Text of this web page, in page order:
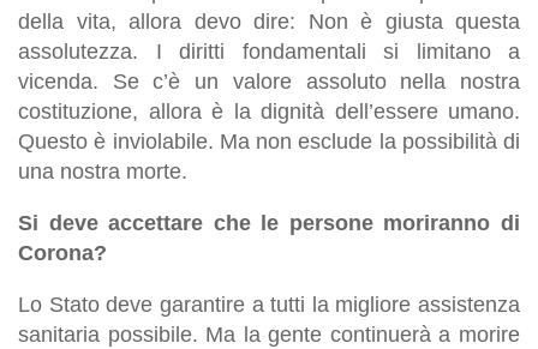
della vita, allora devo dire: Non è giusta questa
assolutezza. I diritti fondamentali si limitano a
vicenda. Se c’è un valore assoluto nella nostra
costituzione, allora è la dignità dell’essere umano.
Questo è inviolabile. Ma non esclude la possibilità di
una nostra morte.
Si deve accettare che le persone moriranno di
Corona?
Lo Stato deve garantire a tutti la migliore assistenza
sanitaria possibile. Ma la gente continuerà a morire